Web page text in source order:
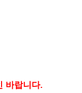
바랍니다.